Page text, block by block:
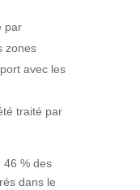
par
zones
avec les
traité par
46 % des
dans le